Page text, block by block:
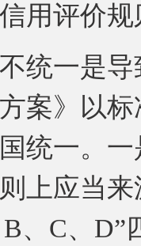
用评价
一是导
案》以
统一。
上应当
B、C、